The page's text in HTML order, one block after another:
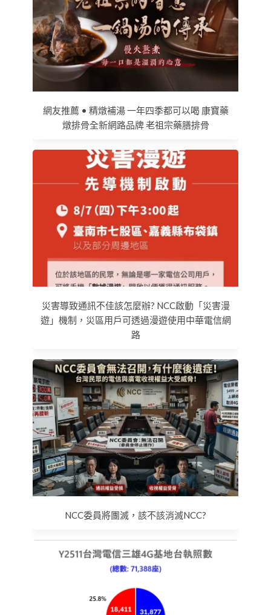
網友推薦 • 精燉補湯 一年四季都可以喝 康寶藥
燉排骨全新網路品牌 老祖宗藥膳排骨
災害導致通訊不佳該怎麼辦? NCC啟動「災害漫
遊」機制，災區用戶可透過漫遊使用中華電信網
路
NCC委員將團滅，該不該消滅NCC?